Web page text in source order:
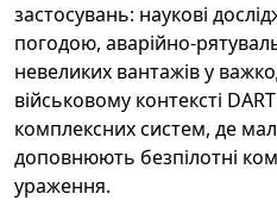
застосувань: наукові
погодою, аварійно-
невеликих вантажів у
військовому контексті
комплексних систем, де
доповнюють безпілотні
ураження.